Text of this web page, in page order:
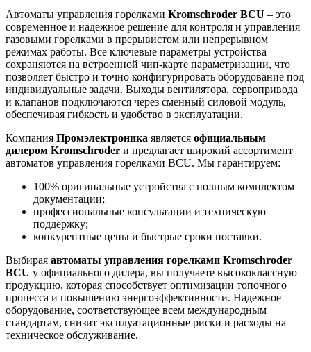
Автоматы управления горелками Kromschroder BCU – это
современное и надежное решение для контроля и управления
газовыми горелками в прерывистом или непрерывном
режимах работы. Все ключевые параметры устройства
сохраняются на встроенной чип-карте параметризации, что
позволяет быстро и точно конфигурировать оборудование под
индивидуальные задачи. Выходы вентилятора, сервопривода
и клапанов подключаются через сменный силовой модуль,
обеспечивая гибкость и удобство в эксплуатации.
Компания Промэлектроника является официальным
дилером Kromschroder и предлагает широкий ассортимент
автоматов управления горелками BCU. Мы гарантируем:
100% оригинальные устройства с полным комплектом
документации;
профессиональные консультации и техническую
поддержку;
конкурентные цены и быстрые сроки поставки.
Выбирая автоматы управления горелками Kromschroder
BCU у официального дилера, вы получаете высококлассную
продукцию, которая способствует оптимизации топочного
процесса и повышению энергоэффективности. Надежное
оборудование, соответствующее всем международным
стандартам, снизит эксплуатационные риски и расходы на
техническое обслуживание.